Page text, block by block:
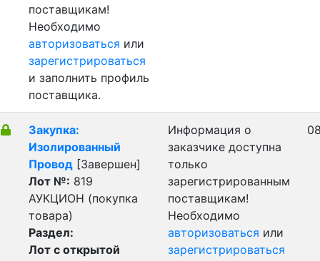
поставщикам!
Необходимо
авторизоваться или
зарегистрироваться
и заполнить профиль
поставщика.
Закупка:
Изолированный
Провод [Завершен]
Лот №: 819
АУКЦИОН (покупка
товара)
Раздел:
Лот с открытой
Информация о
заказчике доступна
только
зарегистрированным
поставщикам!
Необходимо
авторизоваться или
зарегистрироваться